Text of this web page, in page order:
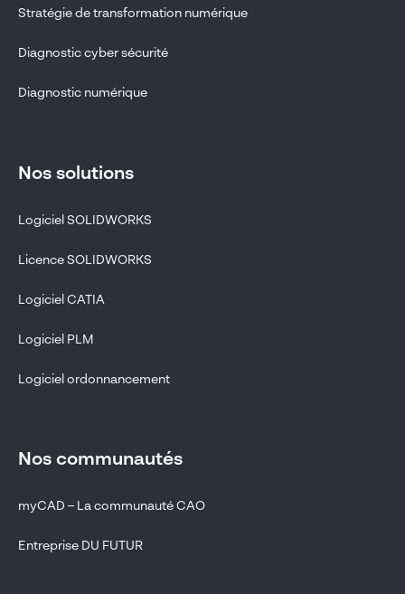
Stratégie de transformation numérique
Diagnostic cyber sécurité
Diagnostic numérique
Nos solutions
Logiciel SOLIDWORKS
Licence SOLIDWORKS
Logiciel CATIA
Logiciel PLM
Logiciel ordonnancement
Nos communautés
myCAD – La communauté CAO
Entreprise DU FUTUR